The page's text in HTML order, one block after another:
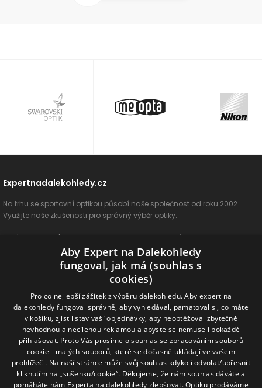
Expertnadalekohledy.cz
Na trhu se sportovní optikou působí naše společnost od roku 2002.
Využijte naše zkušenosti pro správný výběr optiky.
O nás Vše o nákupu Poradenství
Ochrana osobních údajů ODSTOUPIT OD SMLOUVY
Dalekohledy Spektivy Dálkoměry Příslušenství Naše značky
Sledujte nás na sociálních sítích
ExpertNaDalekohledy
Aby Expert na Dalekohledy
fungoval, jak má (souhlas s
cookies)
Pro co nejlepší zážitek z výběru dalekohledu. Aby expert na
dalekohledy fungoval správně, aby vyhledával, pamatoval si, co máte
v košíku, zjistil stav vaší objednávky, aby neobtěžoval zbytečně
nevhodnou a necílenou reklamou a abyste se nemuseli pokaždé
přihlašovat. Proto Vás prosíme o souhlas se zpracováním souborů
cookie - malých souborů, které se dočasně ukládají ve vašem
prohlížeči. Na naší stránce může svůj souhlas kdykoli odvolat/upřesnit
kliknutím na „sušenku/cookie“. Děkujeme, že nám souhlas dáváte a
pomáháte nám Experta na dalekohledy zlepšovat. Optiku prodáváme